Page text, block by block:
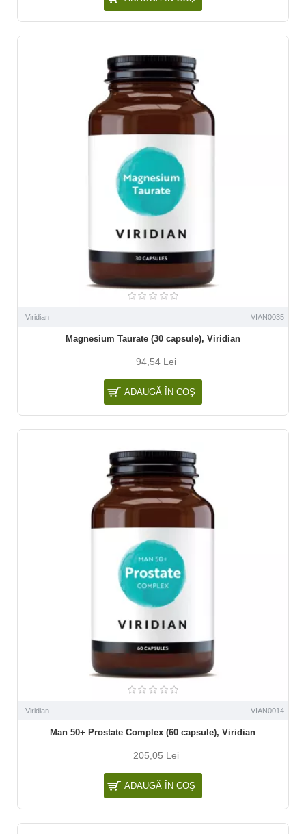
Viridian VIAN0035
Magnesium Taurate (30 capsule), Viridian
94,54 Lei
ADAUGĂ ÎN COŞ
Viridian VIAN0014
Man 50+ Prostate Complex (60 capsule), Viridian
205,05 Lei
ADAUGĂ ÎN COŞ